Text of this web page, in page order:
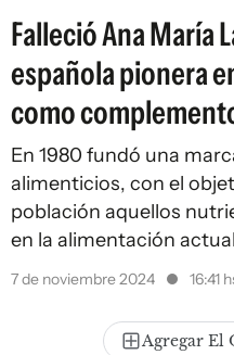
Falleció Ana María
española pionera
como
En 1980 fundó una
alimenticios, con el
población aquellos
en la alimentación actual
7 de noviembre 2024 16:41
Agregar El